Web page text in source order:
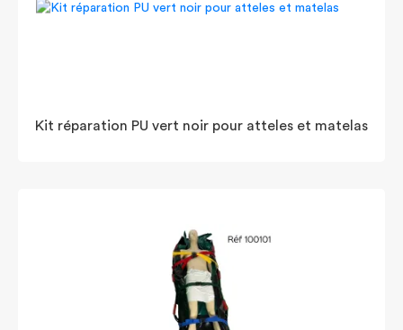
Kit réparation PU vert noir pour atteles et matelas